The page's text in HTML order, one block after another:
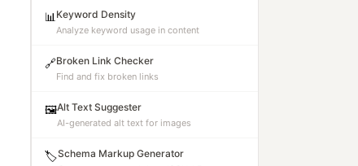
📊 Keyword Density
Analyze keyword usage in content
🔗Broken Link Checker
Find and fix broken links
🖼️Alt Text Suggester
AI-generated alt text for images
🏷️Schema Markup Generator